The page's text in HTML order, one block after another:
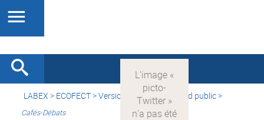
LABEX > ECOFECT>Version française > Grand public >
Cafés-Débats